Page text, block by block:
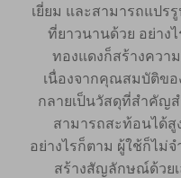
เยี่ยม และสามารถแปร
ที่ยาวนานด้วย อย่า
ทองแดงก็สร้างควา
เนื่องจากคุณสมบัติข
กลายเป็นวัสดุที่สำคัญ
สามารถสะท้อนได้สู
อย่างไรก็ตาม ผู้ใช้ก็ไม่
สร้างสัญลักษณ์ด้วยเ